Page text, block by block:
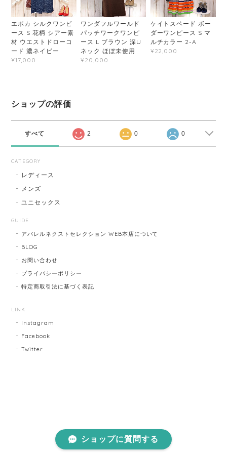
エポカ シルクワンピ
ース S 花柄 シアー素
材 ウエストドローコ
ード 濃ネイビー
¥17,000
ワンダフルワールド
パッチワークワンピ
ース L ブラウン 深U
ネック ほぼ未使用
¥20,000
ケイトスペード ボー
ダーワンピース S マ
ルチカラー 2-A
¥22,000
ショップの評価
すべて 2 0 0
CATEGORY
レディース
メンズ
ユニセックス
GUIDE
アパレルネクストセレクション WEB本店について
BLOG
お問い合わせ
プライバシーポリシー
特定商取引法に基づく表記
LINK
Instagram
Facebook
Twitter
ショップに質問する